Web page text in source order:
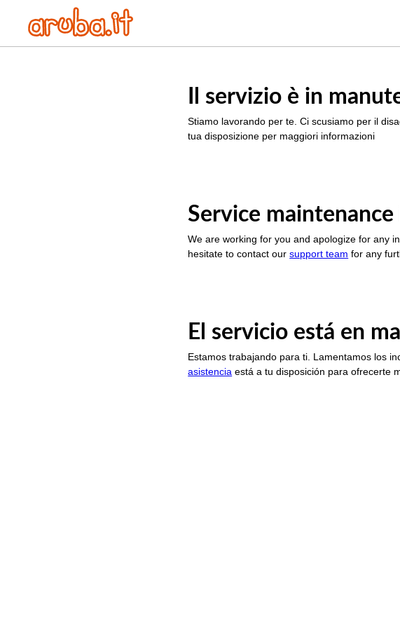
Il servizio è in
Stiamo lavorando per te. Ci scusiamo per il
tua disposizione per maggiori informazioni
Service maintenance
We are working for you and apologize for any
hesitate to contact oursupport team for any
El servicio está en
Estamos trabajando para ti. Lamentamos los
asistencia está a tu disposición para ofrecerte